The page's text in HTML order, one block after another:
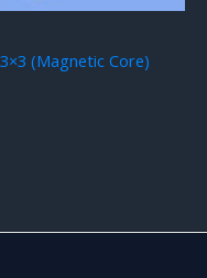
(Magnetic Core)